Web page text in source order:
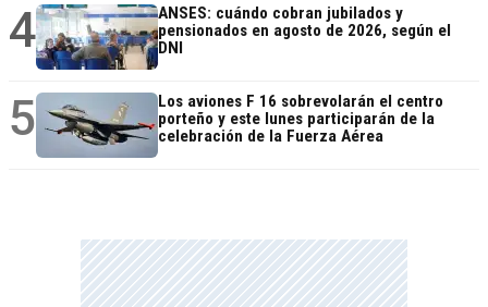
4
ANSES: cuándo cobran jubilados y
pensionados en agosto de 2026, según el
DNI
5
Los aviones F 16 sobrevolarán el centro
porteño y este lunes participarán de la
celebración de la Fuerza Aérea